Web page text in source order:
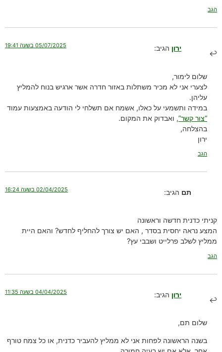
הגב
ירון הגיב: 05/07/2025 בשעה 19:41
שלום לימור,
לצערי אני לא מכיר משתלות באזור חדרה אשר ארגיש בנוח להמליץ
עליהן.
במידה ותשמעי על כאלו, אשמח אם תשלחי לי הודעה באמצעות עמוד
“צור קשר”, ואבדוק את המקום.
בהצלחה,
ירון
הגב
תם הגיב: 02/04/2025 בשעה 16:24
קניתי כדנית חדשה וראשונה
המצע נראה יחסית בסדר , האם יש צורך להחליף לחדש? והאם היית
ממליץ לשלב פרלייט ושבבי עץ?
הגב
ירון הגיב: 04/04/2025 בשעה 11:35
שלום תם,
בשנה הראשונה לפחות אני לא ממליץ להעביר כדנית, או כל צמח טורף